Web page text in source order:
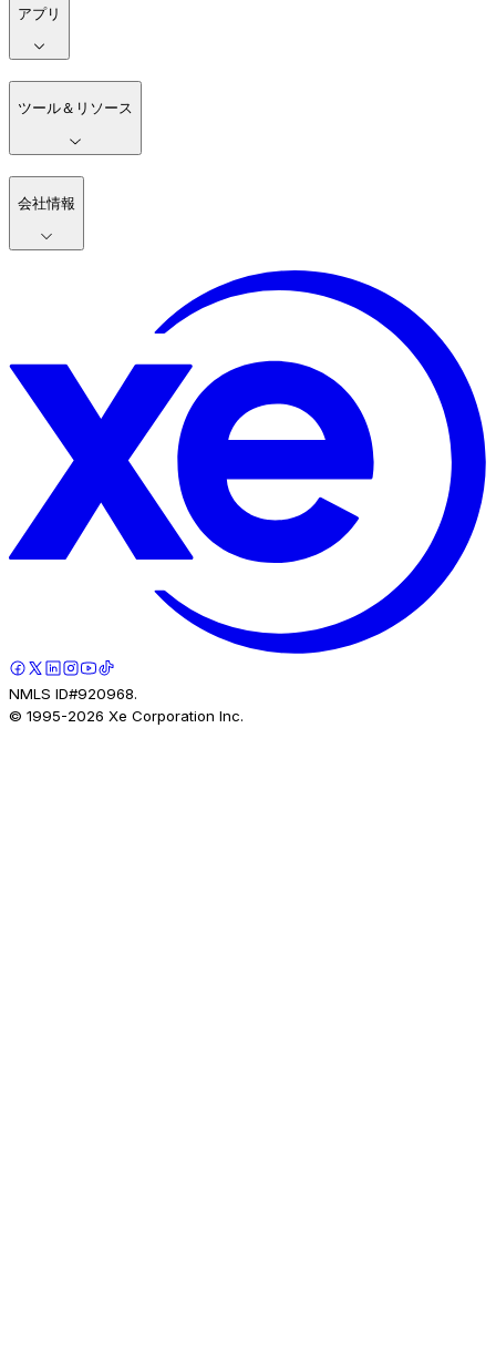
アプリ
ツール＆リソース
会社情報
NMLS ID#920968.
© 1995-2026 Xe Corporation Inc.